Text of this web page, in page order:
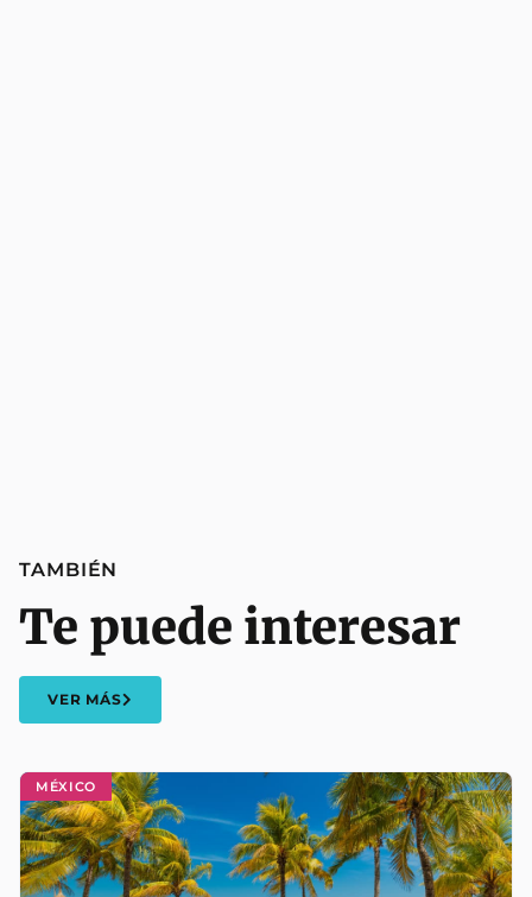
MÉXICO
TAMBIÉN
Te puede interesar
VER MÁS